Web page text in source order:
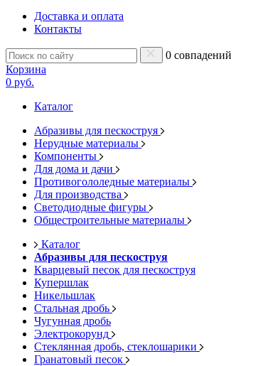
Доставка и оплата
Контакты
0 совпадений
Корзина
0 руб.
Каталог
Абразивы для пескоструя
Нерудные материалы
Компоненты
Для дома и дачи
Противогололедные материалы
Для производства
Светодиодные фигуры
Общестроительные материалы
Каталог
Абразивы для пескоструя
Кварцевый песок для пескоструя
Купершлак
Никельшлак
Стальная дробь
Чугунная дробь
Электрокорунд
Стеклянная дробь, стеклошарики
Гранатовый песок